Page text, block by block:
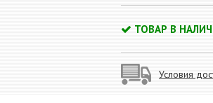
ТОВАР В
Условия